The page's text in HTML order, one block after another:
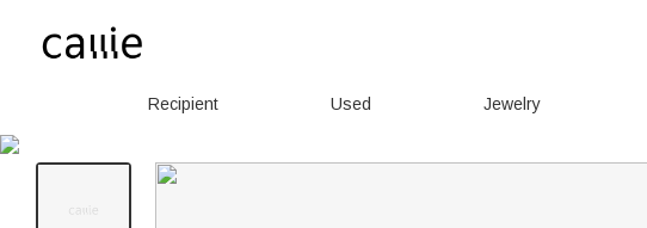
Recipient Used Jewelry